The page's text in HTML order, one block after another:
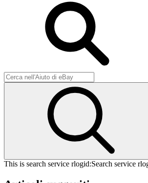
This is search service rlogid:Search service